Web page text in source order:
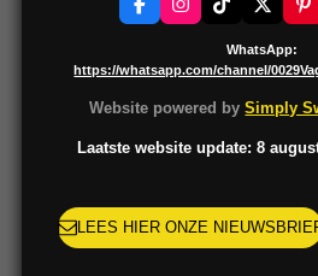
F
a
e
b
o
o
I
n
t
a
g
r
m
T
k
T
o
k
X
P
i
t
e
r
e
t
WhatsApp:
https://whatsapp.com/channel/
Website powered bySimply
Laatste website update: 8
LEES HIER ONZE